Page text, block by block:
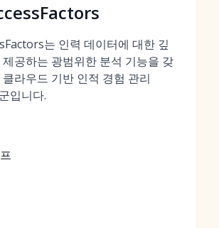
는 인력 데이터에 대한 깊
공하는 광범위한 분석 기능을 갖
라우드 기반 인적 경험 관리
입니다.